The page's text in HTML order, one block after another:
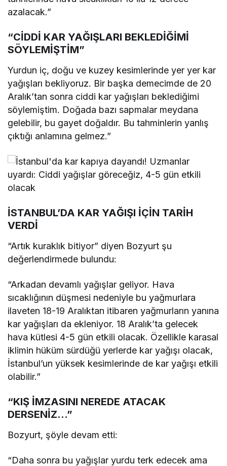
azalacak.”
“CİDDİ KAR YAĞIŞLARI BEKLEDİĞİMİ
SÖYLEMİŞTİM”
Yurdun iç, doğu ve kuzey kesimlerinde yer yer kar
yağışları bekliyoruz. Bir başka demecimde de 20
Aralık’tan sonra ciddi kar yağışları beklediğimi
söylemiştim. Doğada bazı sapmalar meydana
gelebilir, bu gayet doğaldır. Bu tahminlerin yanlış
çıktığı anlamına gelmez.”
İSTANBUL’DA KAR YAĞIŞI İÇİN TARİH
VERDİ
“Artık kuraklık bitiyor” diyen Bozyurt şu
değerlendirmede bulundu:
“Arkadan devamlı yağışlar geliyor. Hava
sıcaklığının düşmesi nedeniyle bu yağmurlara
ilaveten 18-19 Aralıktan itibaren yağmurların yanına
kar yağışları da ekleniyor. 18 Aralık’ta gelecek
hava kütlesi 4-5 gün etkili olacak. Özellikle karasal
iklimin hüküm sürdüğü yerlerde kar yağışı olacak,
İstanbul’un yüksek kesimlerinde de kar yağışı etkili
olabilir.”
“KIŞ İMZASINI NEREDE ATACAK
DERSENİZ…”
Bozyurt, şöyle devam etti:
“Daha sonra bu yağışlar yurdu terk edecek ama